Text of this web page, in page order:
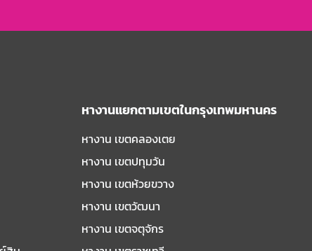
หางานแยกตามเขตในกรุงเทพมหานคร
หางาน เขตคลองเตย
หางาน เขตปทุมวัน
หางาน เขตห้วยขวาง
หางาน เขตวัฒนา
หางาน เขตจตุจักร